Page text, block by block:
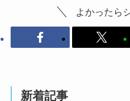
よかったら
新着記事